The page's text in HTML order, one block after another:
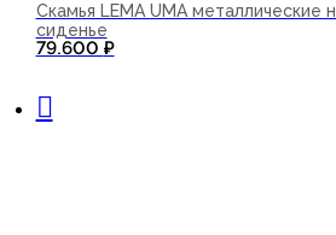
Скамья LEMA UMA металлические
сиденье
79.600 ₽